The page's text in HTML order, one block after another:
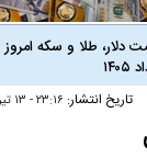
تاریخ انتشار: ۲۳:۱۶ - ۱۳ تير ۱۴۰۵